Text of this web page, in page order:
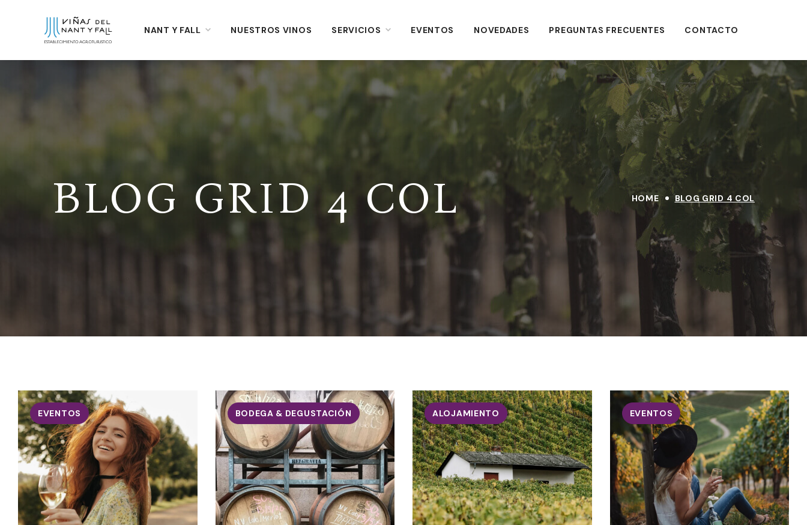
NANT Y FALL NUESTROS VINOS SERVICIOS EVENTOS NOVEDADES PREGUNTAS FRECUENTES CONTACTO
NANT Y FALL NUESTROS VINOS SERVICIOS EVENTOS NOVEDADES PREGUNTAS FRECUENTES CONTACTO
BLOG GRID 4 COL HOME BLOG GRID 4 COL
EVENTOS BODEGA & DEGUSTACIÓN ALOJAMIENTO EVENTOS